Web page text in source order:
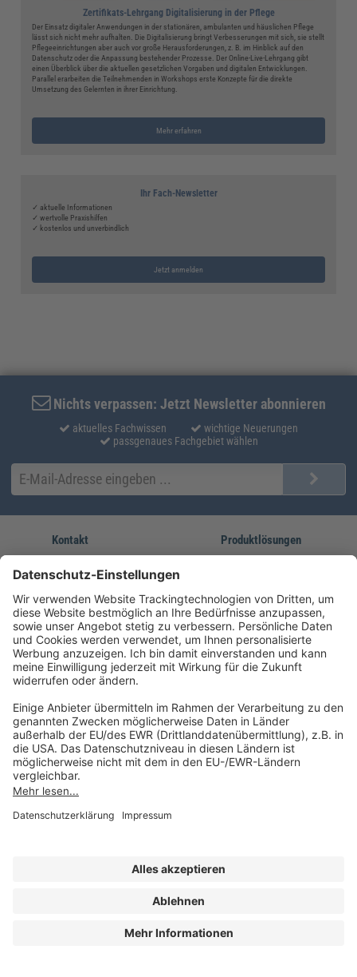
Zertifikats-Lehrgang Digitalisierung in der Pflege
Der Einsatz digitaler Anwendungen in der stationären, ambulanten und häuslichen Pflege
lässt sich nicht mehr aufhalten. Die Digitalisierung bringt Verbesserungen mit sich, sie stellt
Pflegeeinrichtungen aber auch vor große Herausforderungen, z. B. im Hinblick auf den
Datenschutz oder die Anpassung bestehender Prozesse. Der Online-Live-Lehrgang gibt
einen Überblick über die aktuellen gesetzlichen Vorgaben und digitalen Entwicklungen.
Parallel erarbeiten die Teilnehmenden in Workshops erste Konzepte für die direkte
Umsetzung des Gelernten in ihrer Einrichtung.
Mehr erfahren
Ihr Fach-Newsletter
✓ aktuelle Informationen
✓ wertvolle Praxishilfen
✓ kostenlos und unverbindlich
Jetzt anmelden
Nichts verpassen: Jetzt Newsletter abonnieren
aktuelles Fachwissen
wichtige Neuerungen
passgenaues Fachgebiet wählen
Kontakt
service@forum-verlag.com
Mo-Do 07:30 - 17:00 Uhr
Fr 07:30 - 15:00 Uhr
Produktlösungen
Unsere Marken
Folgen Sie uns
Impressum
Datenschutz